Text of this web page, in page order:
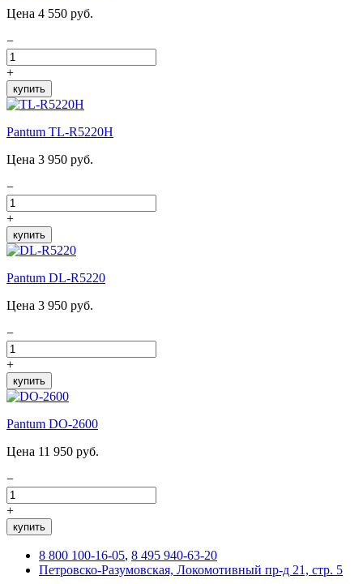
Цена 4 550 руб.
−
+
купить
Pantum TL-R5220H
Цена 3 950 руб.
−
+
купить
Pantum DL-R5220
Цена 3 950 руб.
−
+
купить
Pantum DO-2600
Цена 11 950 руб.
−
+
купить
8 800 100-16-05, 8 495 940-63-20
Петровско-Разумовская, Локомотивный пр-д 21, стр. 5